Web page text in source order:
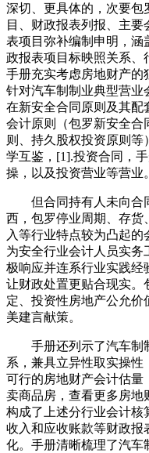
深切、更具体的，次要包
目、财政报表列报、主
表项目弥补编制申明，涵
政报表项目标映照关系、
手册充实考虑房地财产的
针对汽车制制业典型营业
在新安全合同原则及其配
会计原则（包罗新安全合
则、持久股权投资原则
学互鉴，[1].投资合同，
操，以及投资营业等营业。
但合同持有人未向合
西，包罗停业周期、存货
入等行业特点较为凸起
为安全行业会计人员实务
极响应并连系行业实践经
让财政处置更贴合现实。
定、投资性房地产公允
美建言献策。
手册还列示了汽车制
系，兼具立异性取实操
可行的房地财产会计估量
卖商品房，查看更多房地
构成了上述分行业会计核
收入和应收账款等财政报
化。手册清晰梳理了汽车